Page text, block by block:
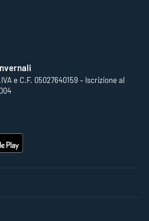
e C.F. 05027640159 – Iscrizione al